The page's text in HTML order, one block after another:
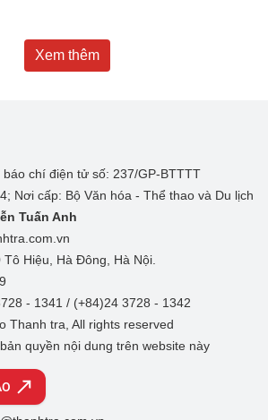
Xem thêm
chí điện tử số: 237/GP-BTTTT
Nơi cấp: Bộ Văn hóa - Thể thao và Du lịch
Tuấn Anh
Hiệu, Hà Đông, Hà Nội.
- 1341 / (+84)24 3728 - 1342
Thanh tra, All rights reserved
quyền nội dung trên website này